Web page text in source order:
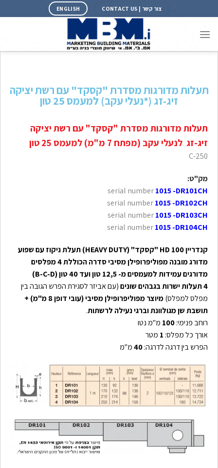
צור קשר | CONTACT US ENGLISH
תעלות מדורגות מסדרת "קסקד" עם רשת יציקה
זיג-זג (*נעלי עקב) למעמס 25 טון
תעלות מדורגות מסדרת "קסקד" עם רשת יציקה
זיג-זג לנעלי עקב (מפתח 7 מ"מ) למעמס 25 טון
C-250
מק"ט:
serial number1015 -DR101CH
serial number1015 -DR102CH
serial number1015 -DR103CH
serial number1015 -DR104CH
קנדריין HD 100 "קסקד" ( HEAVY DUTY
)תעלת ניקוז עם שפוע
מדורג מובנה מפוליפרופילן מסיבי
סדרה הכוללת 4 מפלסים
מדורגיםעמידות למעמסים מ- 12,5 טון ועד 40 טון ( B-C-D
)
4 תעלות ישרות בגבהים שונים
(עם אביזר לסגירת הפרש הגובה בין
מפלס למפלס)
מיוצר מפוליפרופילן מסיבי (עובי דופן 8 מ"מ) +
תושבת שן מגולוונת וברגי נעילה לרשתות.
רוחב פנימי:100 מ"מ נטו
אורך כל מפלס: 1 מטר
הפרש בין דרגה לדרגה:40מ"מ